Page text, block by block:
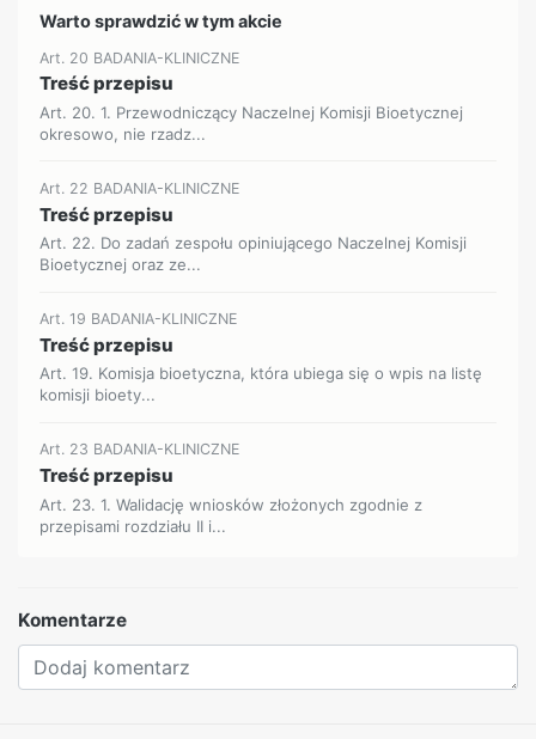
Warto sprawdzić w tym akcie
Art. 20 BADANIA-KLINICZNE
Treść przepisu
Art. 20. 1. Przewodniczący Naczelnej Komisji Bioetycznej
okresowo, nie rzadz...
Art. 22 BADANIA-KLINICZNE
Treść przepisu
Art. 22. Do zadań zespołu opiniującego Naczelnej Komisji
Bioetycznej oraz ze...
Art. 19 BADANIA-KLINICZNE
Treść przepisu
Art. 19. Komisja bioetyczna, która ubiega się o wpis na listę
komisji bioety...
Art. 23 BADANIA-KLINICZNE
Treść przepisu
Art. 23. 1. Walidację wniosków złożonych zgodnie z
przepisami rozdziału II i...
Komentarze